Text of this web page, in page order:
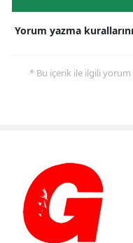
Yorum yazma kurallarını
* Bu içerik ile ilgili yorum